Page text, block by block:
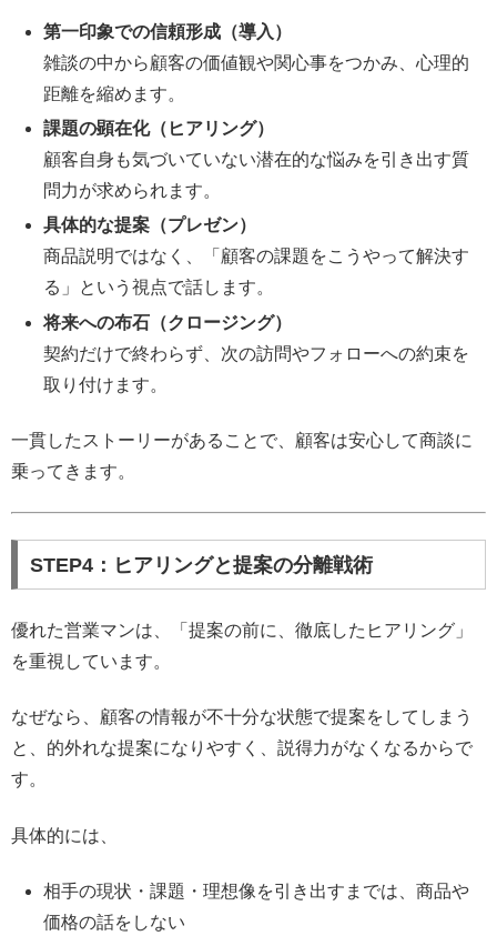
第一印象での信頼形成（導入）
雑談の中から顧客の価値観や関心事をつかみ、心理的
距離を縮めます。
課題の顕在化（ヒアリング）
顧客自身も気づいていない潜在的な悩みを引き出す質
問力が求められます。
具体的な提案（プレゼン）
商品説明ではなく、「顧客の課題をこうやって解決す
る」という視点で話します。
将来への布石（クロージング）
契約だけで終わらず、次の訪問やフォローへの約束を
取り付けます。
一貫したストーリーがあることで、顧客は安心して商談に
乗ってきます。
STEP4：ヒアリングと提案の分離戦術
優れた営業マンは、「提案の前に、徹底したヒアリング」
を重視しています。
なぜなら、顧客の情報が不十分な状態で提案をしてしまう
と、的外れな提案になりやすく、説得力がなくなるからで
す。
具体的には、
相手の現状・課題・理想像を引き出すまでは、商品や
価格の話をしない